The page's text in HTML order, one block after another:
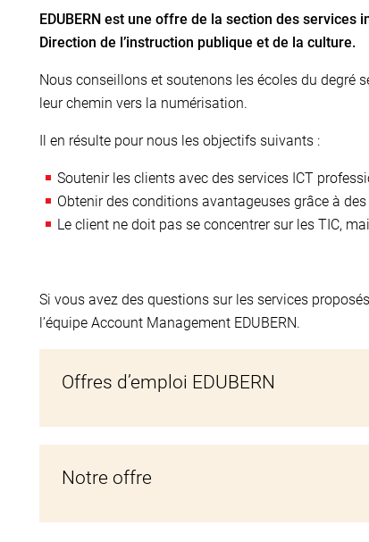
EDUBERN est une offre de la section des
Direction de l’instruction publique et de la culture.
Nous conseillons et soutenons les écoles du degré
leur chemin vers la numérisation.
Il en résulte pour nous les objectifs suivants :
Soutenir les clients avec des services ICT
Obtenir des conditions avantageuses grâce à
Le client ne doit pas se concentrer sur les TIC,
Si vous avez des questions sur les services
l’équipe Account Management EDUBERN.
Offres d’emploi EDUBERN
Notre offre